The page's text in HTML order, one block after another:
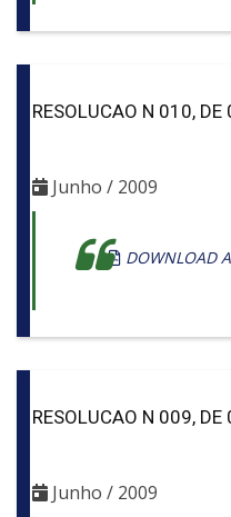
RESOLUCAO N 010,
Junho / 2009
DOWNLOAD
RESOLUCAO N 009,
Junho / 2009